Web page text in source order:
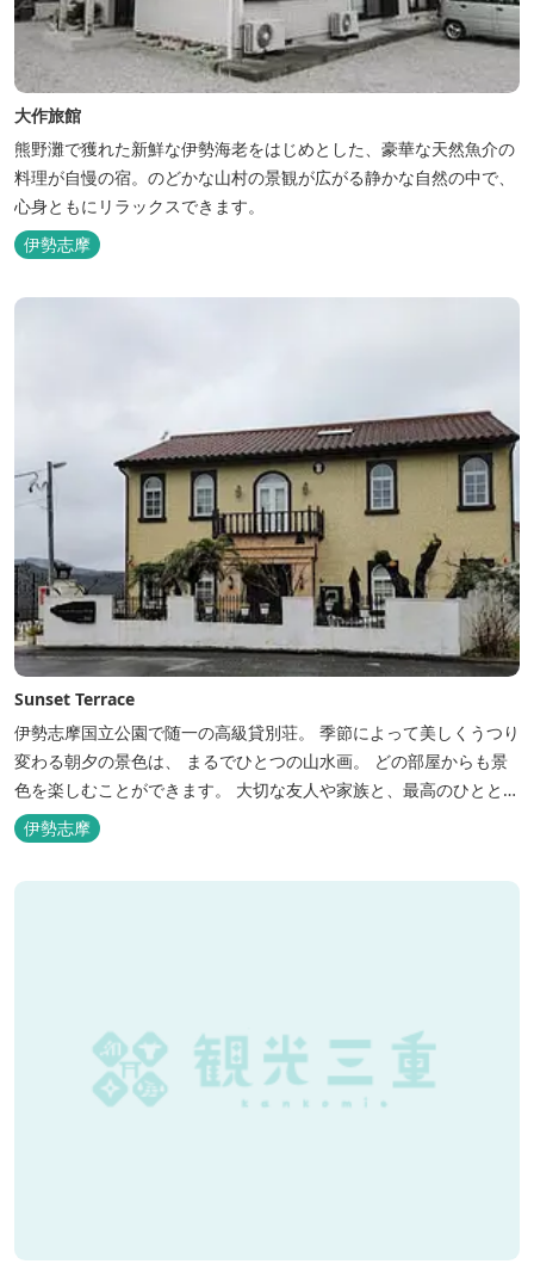
大作旅館
熊野灘で獲れた新鮮な伊勢海老をはじめとした、豪華な天然魚介の
料理が自慢の宿。のどかな山村の景観が広がる静かな自然の中で、
心身ともにリラックスできます。
伊勢志摩
Sunset Terrace
伊勢志摩国立公園で随一の高級貸別荘。 季節によって美しくうつり
変わる朝夕の景色は、 まるでひとつの山水画。 どの部屋からも景
色を楽しむことができます。 大切な友人や家族と、最高のひととき
を。 1日1組限定とさせていただいております。 完全にプライベー
トでご利用いただけます。
伊勢志摩